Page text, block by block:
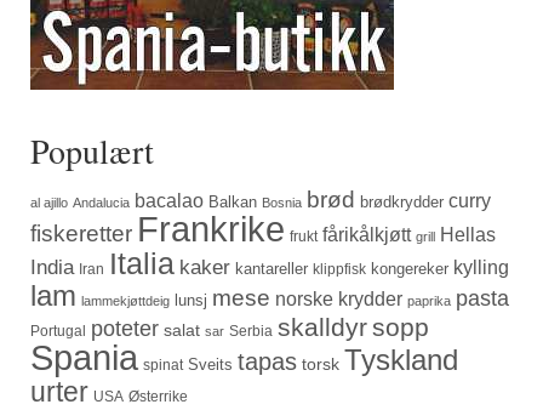
Populært
al ajillo Andalucia bacalao Balkan Bosnia brød brødkrydder curry
fiskeretter Frankrike frukt fårikålkjøtt grill Hellas
India Iran Italia kaker kantareller klippfisk kongereker kylling
lam lammekjøttdeig lunsj mese norske krydder paprika pasta
Portugal poteter salat sar Serbia skalldyrsopp
Spania spinat Sveits tapas torsk Tyskland
urter USA Østerrike